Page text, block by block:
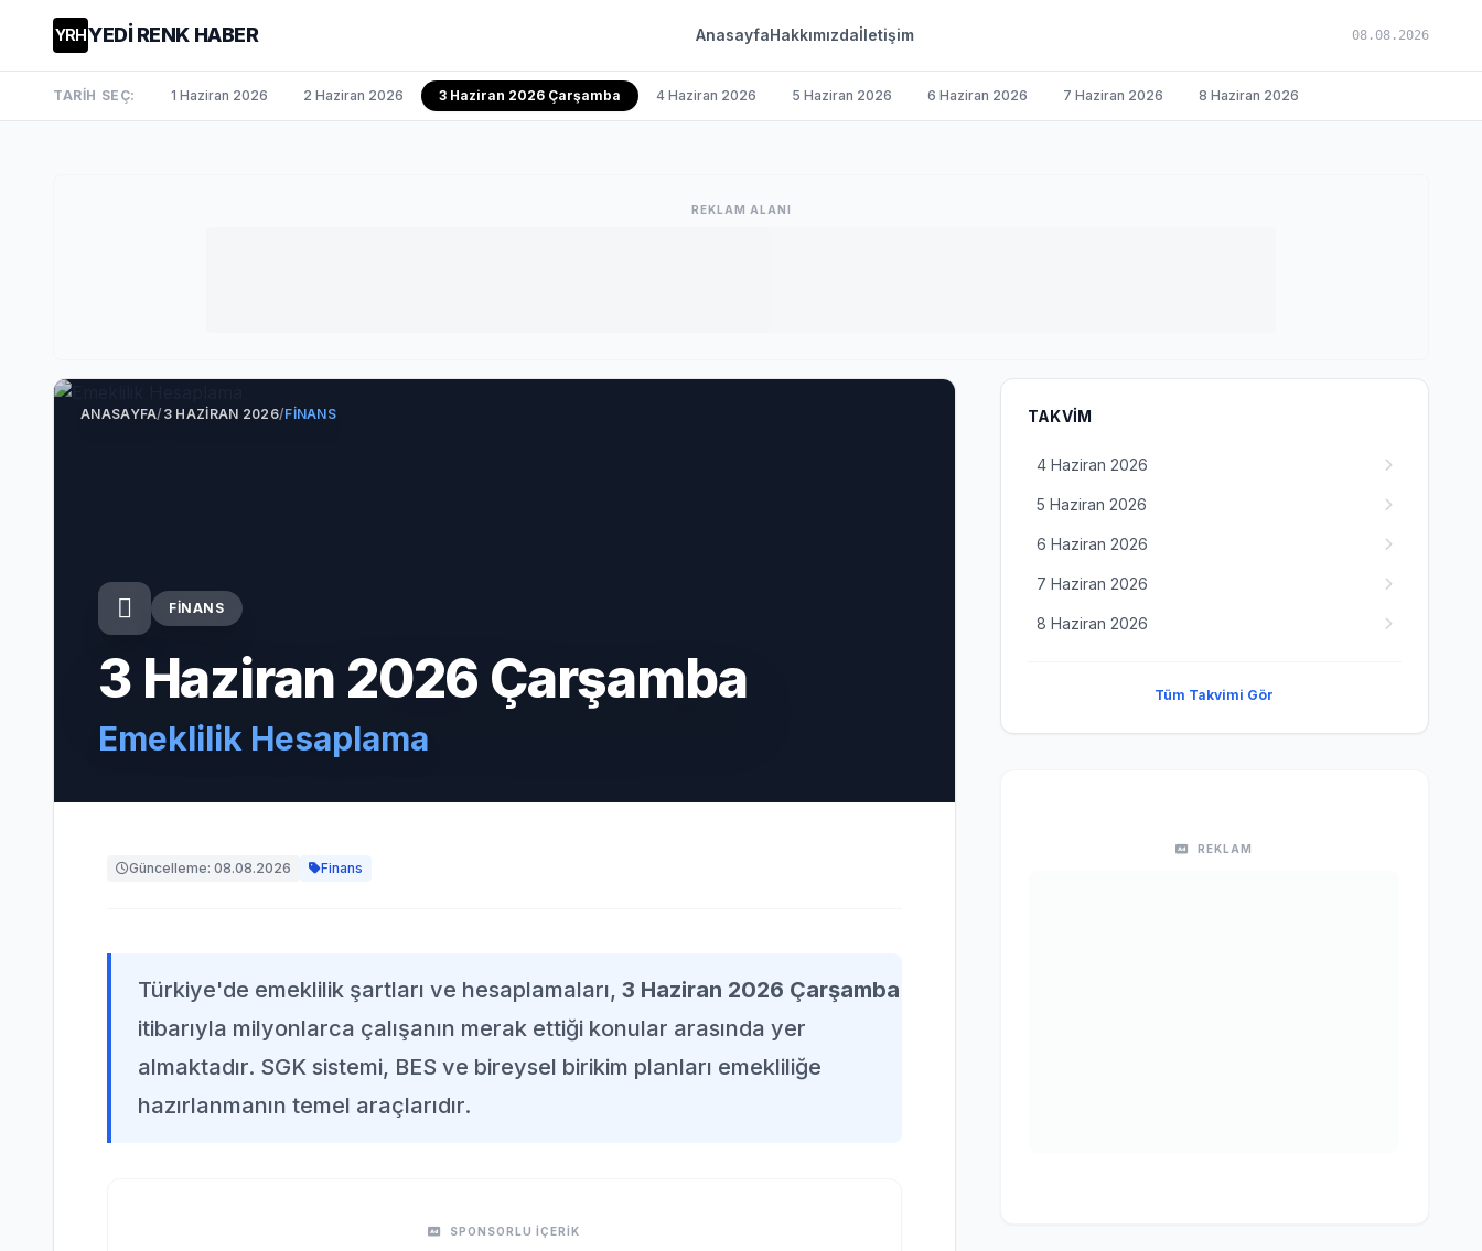
YRHYEDİ RENK HABER AnasayfaHakkımızdaİletişim 08.08.2026
TARİH SEÇ: 1 Haziran 2026 2 Haziran 2026 3 Haziran 2026 Çarşamba 4 Haziran 2026 5 Haziran 2026 6 Haziran 2026 7 Haziran 2026 8 Haziran 2026
REKLAM ALANI
ANASAYFA/3 HAZIRAN 2026/FINANS
FINANS
3 Haziran 2026 Çarşamba
Emeklilik Hesaplama
Güncelleme: 08.08.2026 Finans
Türkiye'de emeklilik şartları ve hesaplamaları, 3 Haziran 2026 Çarşamba
itibarıyla milyonlarca çalışanın merak ettiği konular arasında yer
almaktadır. SGK sistemi, BES ve bireysel birikim planları emekliliğe
hazırlanmanın temel araçlarıdır.
SPONSORLU İÇERİK
TAKVIM
4 Haziran 2026
5 Haziran 2026
6 Haziran 2026
7 Haziran 2026
8 Haziran 2026
Tüm Takvimi Gör
REKLAM